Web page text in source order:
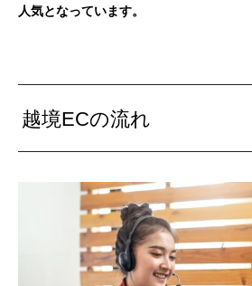
人気となっています。
越境ECの流れ